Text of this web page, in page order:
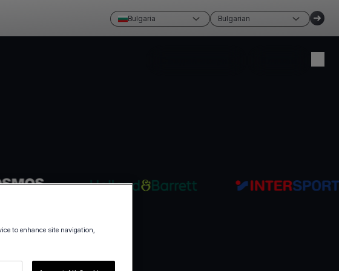
Bulgaria Bulgarian
to enhance site navigation,